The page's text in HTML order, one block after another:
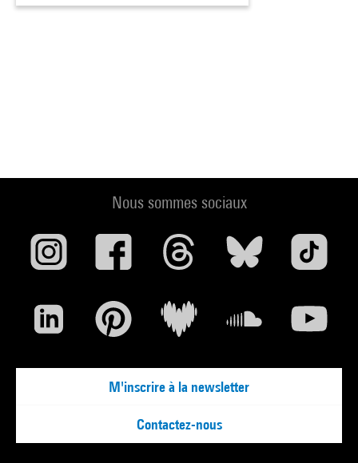
Nous sommes sociaux
M'inscrire à la newsletter
Contactez-nous